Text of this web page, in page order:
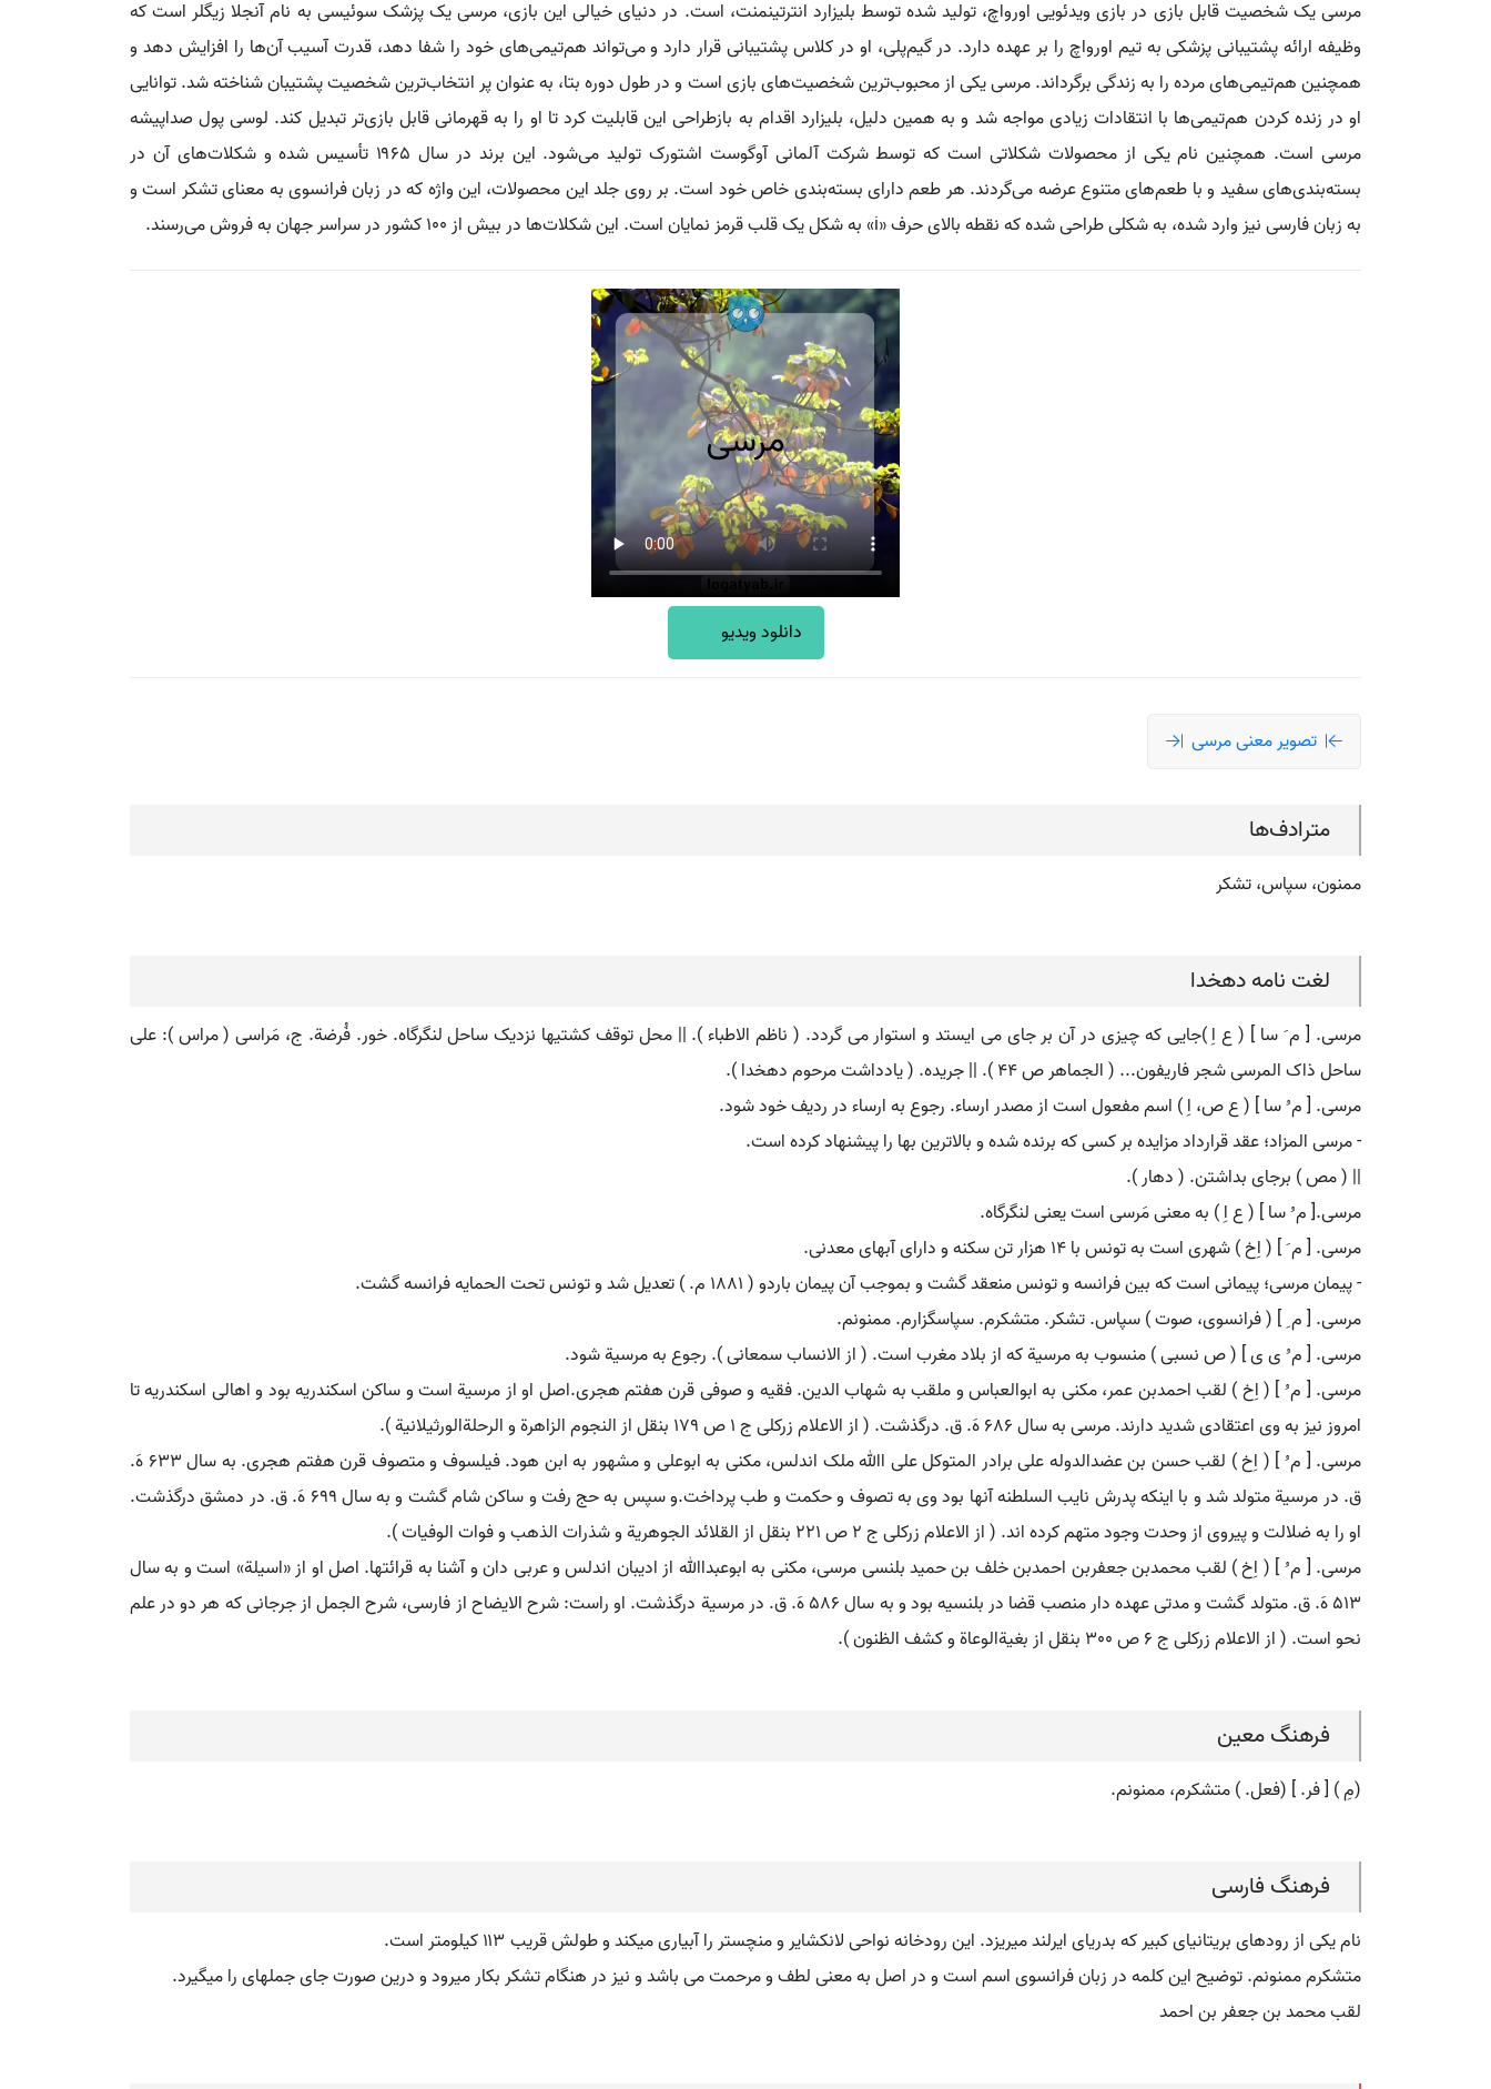
مرسی یک شخصیت قابل بازی در بازی ویدئویی اورواچ، تولید شده توسط بلیزارد انترتینمنت، است. در دنیای خیالی این بازی، مرسی یک پزشک سوئیسی به نام آنجلا زیگلر است که
وظیفه ارائه پشتیبانی پزشکی به تیم اورواچ را بر عهده دارد. در گیم‌پلی، او در کلاس پشتیبانی قرار دارد و می‌تواند هم‌تیمی‌های خود را شفا دهد، قدرت آسیب آن‌ها را افزایش دهد و
همچنین هم‌تیمی‌های مرده را به زندگی برگرداند. مرسی یکی از محبوب‌ترین شخصیت‌های بازی است و در طول دوره بتا، به عنوان پر انتخاب‌ترین شخصیت پشتیبان شناخته شد. توانایی
او در زنده کردن هم‌تیمی‌ها با انتقادات زیادی مواجه شد و به همین دلیل، بلیزارد اقدام به بازطراحی این قابلیت کرد تا او را به قهرمانی قابل بازی‌تر تبدیل کند. لوسی پول صداپیشه
مرسی است. همچنین نام یکی از محصولات شکلاتی است که توسط شرکت آلمانی آوگوست اشتورک تولید می‌شود. این برند در سال ۱۹۶۵ تأسیس شده و شکلات‌های آن در
بسته‌بندی‌های سفید و با طعم‌های متنوع عرضه می‌گردند. هر طعم دارای بسته‌بندی خاص خود است. بر روی جلد این محصولات، این واژه که در زبان فرانسوی به معنای تشکر است و
به زبان فارسی نیز وارد شده، به شکلی طراحی شده که نقطه بالای حرف «i» به شکل یک قلب قرمز نمایان است. این شکلات‌ها در بیش از ۱۰۰ کشور در سراسر جهان به فروش می‌رسند.
دانلود ویدیو
تصویر معنی مرسی
مترادف‌ها
ممنون، سپاس، تشکر
لغت نامه دهخدا
مرسی. [ م َ سا ] ( ع اِ )جایی که چیزی در آن بر جای می ایستد و استوار می گردد. ( ناظم الاطباء ). || محل توقف کشتیها نزدیک ساحل لنگرگاه. خور. فُرضة. ج، مَراسی ( مراس ): علی
ساحل ذاک المرسی شجر فاریفون... ( الجماهر ص 44 ). || جریده. ( یادداشت مرحوم دهخدا ).
مرسی. [ م ُ سا ] ( ع ص، اِ ) اسم مفعول است از مصدر ارساء. رجوع به ارساء در ردیف خود شود.
- مرسی المزاد؛ عقد قرارداد مزایده بر کسی که برنده شده و بالاترین بها را پیشنهاد کرده است.
|| ( مص ) برجای بداشتن. ( دهار ).
مرسی.[ م ُ سا ] ( ع اِ ) به معنی مَرسی است یعنی لنگرگاه.
مرسی. [ م َ ] ( اِخ ) شهری است به تونس با 14 هزار تن سکنه و دارای آبهای معدنی.
- پیمان مرسی؛ پیمانی است که بین فرانسه و تونس منعقد گشت و بموجب آن پیمان باردو ( 1881 م. ) تعدیل شد و تونس تحت الحمایه فرانسه گشت.
مرسی. [ م ِ ] ( فرانسوی، صوت ) سپاس. تشکر. متشکرم. سپاسگزارم. ممنونم.
مرسی. [ م ُ ی ی ] ( ص نسبی ) منسوب به مرسیة که از بلاد مغرب است. ( از الانساب سمعانی ). رجوع به مرسیة شود.
مرسی. [ م ُ ] ( اِخ ) لقب احمدبن عمر، مکنی به ابوالعباس و ملقب به شهاب الدین. فقیه و صوفی قرن هفتم هجری.اصل او از مرسیة است و ساکن اسکندریه بود و اهالی اسکندریه تا
امروز نیز به وی اعتقادی شدید دارند. مرسی به سال 686 هَ. ق. درگذشت. ( از الاعلام زرکلی ج 1 ص 179 بنقل از النجوم الزاهرة و الرحلةالورثیلانیة ).
مرسی. [ م ُ ] ( اِخ ) لقب حسن بن عضدالدوله علی برادر المتوکل علی اﷲ ملک اندلس، مکنی به ابوعلی و مشهور به ابن هود. فیلسوف و متصوف قرن هفتم هجری. به سال 633 هَ.
ق. در مرسیة متولد شد و با اینکه پدرش نایب السلطنه آنها بود وی به تصوف و حکمت و طب پرداخت.و سپس به حج رفت و ساکن شام گشت و به سال 699 هَ. ق. در دمشق درگذشت.
او را به ضلالت و پیروی از وحدت وجود متهم کرده اند. ( از الاعلام زرکلی ج 2 ص 221 بنقل از القلائد الجوهریة و شذرات الذهب و فوات الوفیات ).
مرسی. [ م ُ ] ( اِخ ) لقب محمدبن جعفربن احمدبن خلف بن حمید بلنسی مرسی، مکنی به ابوعبداﷲ از ادیبان اندلس و عربی دان و آشنا به قرائتها. اصل او از «اسیلة» است و به سال
513 هَ. ق. متولد گشت و مدتی عهده دار منصب قضا در بلنسیه بود و به سال 586 هَ. ق. در مرسیة درگذشت. او راست: شرح الایضاح از فارسی، شرح الجمل از جرجانی که هر دو در علم
نحو است. ( از الاعلام زرکلی ج 6 ص 300 بنقل از بغیةالوعاة و کشف الظنون ).
فرهنگ معین
(مِ ) [ فر. ] (فعل. ) متشکرم، ممنونم.
فرهنگ فارسی
نام یکی از رودهای بریتانیای کبیر که بدریای ایرلند میریزد. این رودخانه نواحی لانکشایر و منچستر را آبیاری میکند و طولش قریب ۱۱۳ کیلومتر است.
متشکرم ممنونم. توضیح این کلمه در زبان فرانسوی اسم است و در اصل به معنی لطف و مرحمت می باشد و نیز در هنگام تشکر بکار میرود و درین صورت جای جملهای را میگیرد.
لقب محمد بن جعفر بن احمد